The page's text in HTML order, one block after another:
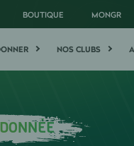
BOUTIQUE MONGR
NOS CLUBS